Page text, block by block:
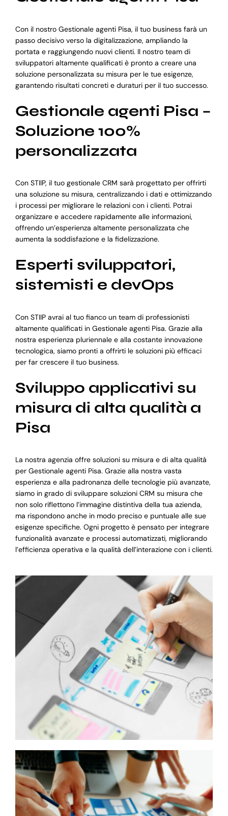
Con il nostro Gestionale agenti Pisa, il tuo business farà un
passo decisivo verso la digitalizzazione, ampliando la
portata e raggiungendo nuovi clienti. Il nostro team di
sviluppatori altamente qualificati è pronto a creare una
soluzione personalizzata su misura per le tue esigenze,
garantendo risultati concreti e duraturi per il tuo successo.
Gestionale agenti Pisa –
Soluzione 100%
personalizzata
Con STIIP, il tuo gestionale CRM sarà progettato per offrirti
una soluzione su misura, centralizzando i dati e ottimizzando
i processi per migliorare le relazioni con i clienti. Potrai
organizzare e accedere rapidamente alle informazioni,
offrendo un’esperienza altamente personalizzata che
aumenta la soddisfazione e la fidelizzazione.
Esperti sviluppatori,
sistemisti e devOps
Con STIIP avrai al tuo fianco un team di professionisti
altamente qualificati in Gestionale agenti Pisa. Grazie alla
nostra esperienza pluriennale e alla costante innovazione
tecnologica, siamo pronti a offrirti le soluzioni più efficaci
per far crescere il tuo business.
Sviluppo applicativi su
misura di alta qualità a
Pisa
La nostra agenzia offre soluzioni su misura e di alta qualità
per Gestionale agenti Pisa. Grazie alla nostra vasta
esperienza e alla padronanza delle tecnologie più avanzate,
siamo in grado di sviluppare soluzioni CRM su misura che
non solo riflettono l’immagine distintiva della tua azienda,
ma rispondono anche in modo preciso e puntuale alle sue
esigenze specifiche. Ogni progetto è pensato per integrare
funzionalità avanzate e processi automatizzati, migliorando
l’efficienza operativa e la qualità dell’interazione con i clienti.